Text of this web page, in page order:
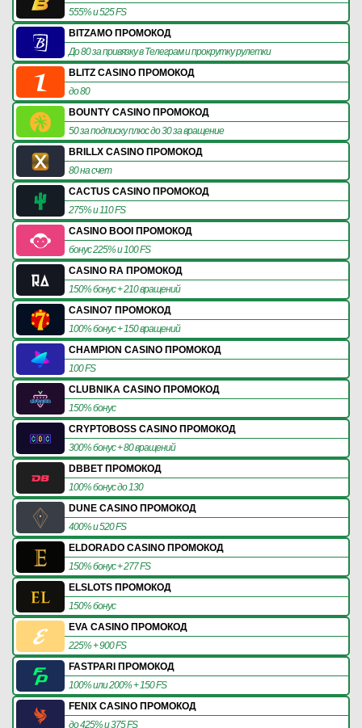
555% и 525 FS
BITZAMO ПРОМОКОД
До 80 за привязку в Телеграм и прокрутку рулетки
BLITZ CASINO ПРОМОКОД
до 80
BOUNTY CASINO ПРОМОКОД
50 за подписку плюс до 30 за вращение
BRILLX CASINO ПРОМОКОД
80 на счет
CACTUS CASINO ПРОМОКОД
275% и 110 FS
CASINO BOOI ПРОМОКОД
бонус 225% и 100 FS
CASINO RA ПРОМОКОД
150% бонус + 210 вращений
CASINO7 ПРОМОКОД
100% бонус + 150 вращений
CHAMPION CASINO ПРОМОКОД
100 FS
CLUBNIKA CASINO ПРОМОКОД
150% бонус
CRYPTOBOSS CASINO ПРОМОКОД
300% бонус + 80 вращений
DBBET ПРОМОКОД
100% бонус до 130
DUNE CASINO ПРОМОКОД
400% и 520 FS
ELDORADO CASINO ПРОМОКОД
150% бонус + 277 FS
ELSLOTS ПРОМОКОД
150% бонус
EVA CASINO ПРОМОКОД
225% + 900 FS
FASTPARI ПРОМОКОД
100% или 200% + 150 FS
FENIX CASINO ПРОМОКОД
до 425% и 375 FS